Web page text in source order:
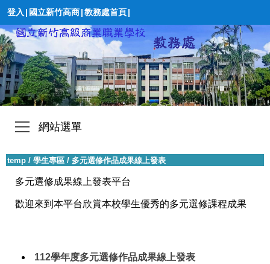
登入 | 國立新竹高商|教務處首頁|
網站選單
temp / 學生專區 / 多元選修作品成果線上發表
多元選修成果線上發表平台
歡迎來到本平台欣賞本校學生優秀的多元選修課程成果
112學年度多元選修作品成果線上發表